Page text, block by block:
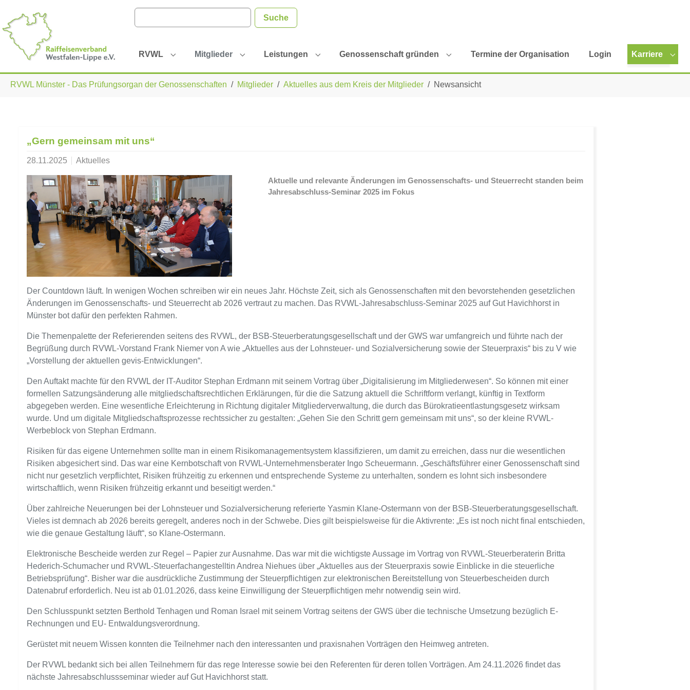
RVWL
Submenu for "RVWL"
Mitglieder
Submenu for "Mitglieder"
Leistungen
Submenu for "Leistungen"
Genossenschaft gründen
Submenu for "Genossenschaft gründen"
Termine der Organisation Login Karriere
RVWL Münster - Das Prüfungsorgan der Genossenschaften Mitglieder Aktuelles aus dem Kreis der Mitglieder Newsansicht
„Gern gemeinsam mit uns“
28.11.2025 Aktuelles
Aktuelle und relevante Änderungen im Genossenschafts- und Steuerrecht standen beim
Jahresabschluss-Seminar 2025 im Fokus
Der Countdown läuft. In wenigen Wochen schreiben wir ein neues Jahr. Höchste Zeit, sich als Genossenschaften mit den bevorstehenden gesetzlichen
Änderungen im Genossenschafts- und Steuerrecht ab 2026 vertraut zu machen. Das RVWL-Jahresabschluss-Seminar 2025 auf Gut Havichhorst in
Münster bot dafür den perfekten Rahmen.
Die Themenpalette der Referierenden seitens des RVWL, der BSB-Steuerberatungsgesellschaft und der GWS war umfangreich und führte nach der
Begrüßung durch RVWL-Vorstand Frank Niemer von A wie „Aktuelles aus der Lohnsteuer- und Sozialversicherung sowie der Steuerpraxis“ bis zu V wie
„Vorstellung der aktuellen gevis-Entwicklungen“.
Den Auftakt machte für den RVWL der IT-Auditor Stephan Erdmann mit seinem Vortrag über „Digitalisierung im Mitgliederwesen“. So können mit einer
formellen Satzungsänderung alle mitgliedschaftsrechtlichen Erklärungen, für die die Satzung aktuell die Schriftform verlangt, künftig in Textform
abgegeben werden. Eine wesentliche Erleichterung in Richtung digitaler Mitgliederverwaltung, die durch das Bürokratieentlastungsgesetz wirksam
wurde. Und um digitale Mitgliedschaftsprozesse rechtssicher zu gestalten: „Gehen Sie den Schritt gern gemeinsam mit uns“, so der kleine RVWL-
Werbeblock von Stephan Erdmann.
Risiken für das eigene Unternehmen sollte man in einem Risikomanagementsystem klassifizieren, um damit zu erreichen, dass nur die wesentlichen
Risiken abgesichert sind. Das war eine Kernbotschaft von RVWL-Unternehmensberater Ingo Scheuermann. „Geschäftsführer einer Genossenschaft sind
nicht nur gesetzlich verpflichtet, Risiken frühzeitig zu erkennen und entsprechende Systeme zu unterhalten, sondern es lohnt sich insbesondere
wirtschaftlich, wenn Risiken frühzeitig erkannt und beseitigt werden.“
Über zahlreiche Neuerungen bei der Lohnsteuer und Sozialversicherung referierte Yasmin Klane-Ostermann von der BSB-Steuerberatungsgesellschaft.
Vieles ist demnach ab 2026 bereits geregelt, anderes noch in der Schwebe. Dies gilt beispielsweise für die Aktivrente: „Es ist noch nicht final entschieden,
wie die genaue Gestaltung läuft“, so Klane-Ostermann.
Elektronische Bescheide werden zur Regel – Papier zur Ausnahme. Das war mit die wichtigste Aussage im Vortrag von RVWL-Steuerberaterin Britta
Hederich-Schumacher und RVWL-Steuerfachangestelltin Andrea Niehues über „Aktuelles aus der Steuerpraxis sowie Einblicke in die steuerliche
Betriebsprüfung“. Bisher war die ausdrückliche Zustimmung der Steuerpflichtigen zur elektronischen Bereitstellung von Steuerbescheiden durch
Datenabruf erforderlich. Neu ist ab 01.01.2026, dass keine Einwilligung der Steuerpflichtigen mehr notwendig sein wird.
Den Schlusspunkt setzten Berthold Tenhagen und Roman Israel mit seinem Vortrag seitens der GWS über die technische Umsetzung bezüglich E-
Rechnungen und EU- Entwaldungsverordnung.
Gerüstet mit neuem Wissen konnten die Teilnehmer nach den interessanten und praxisnahen Vorträgen den Heimweg antreten.
Der RVWL bedankt sich bei allen Teilnehmern für das rege Interesse sowie bei den Referenten für deren tollen Vorträgen. Am 24.11.2026 findet das
nächste Jahresabschlussseminar wieder auf Gut Havichhorst statt.